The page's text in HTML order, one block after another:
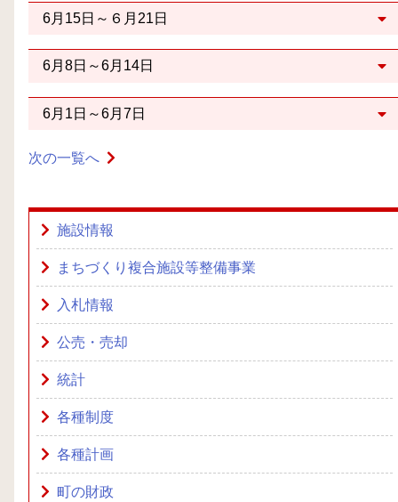
6月15日～６月21日
6月8日～6月14日
6月1日～6月7日
次の一覧へ
施設情報
まちづくり複合施設等整備事業
入札情報
公売・売却
統計
各種制度
各種計画
町の財政